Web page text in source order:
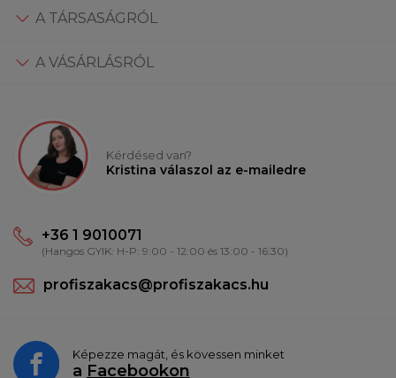
A TÁRSASÁGRÓL
A VÁSÁRLÁSRÓL
Kérdésed van?
Kristina válaszol az e-mailedre
+36 1 9010071
(Hangos GYIK: H-P: 9:00 - 12:00 és 13:00 - 16:30)
profiszakacs@profiszakacs.hu
Képezze magát, és kövessen minket
a Facebookon